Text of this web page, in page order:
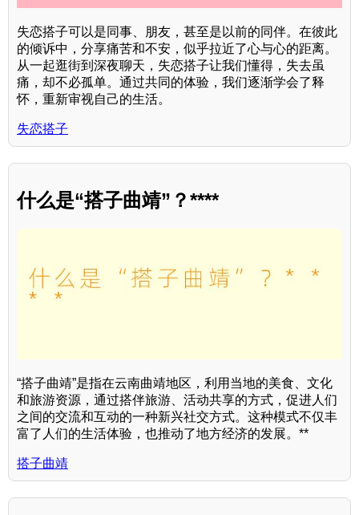
失恋搭子可以是同事、朋友，甚至是以前的同伴。在彼此
的倾诉中，分享痛苦和不安，似乎拉近了心与心的距离。
从一起逛街到深夜聊天，失恋搭子让我们懂得，失去虽
痛，却不必孤单。通过共同的体验，我们逐渐学会了释
怀，重新审视自己的生活。
失恋搭子
什么是“搭子曲靖”？****
“搭子曲靖”是指在云南曲靖地区，利用当地的美食、文化
和旅游资源，通过搭伴旅游、活动共享的方式，促进人们
之间的交流和互动的一种新兴社交方式。这种模式不仅丰
富了人们的生活体验，也推动了地方经济的发展。**
搭子曲靖